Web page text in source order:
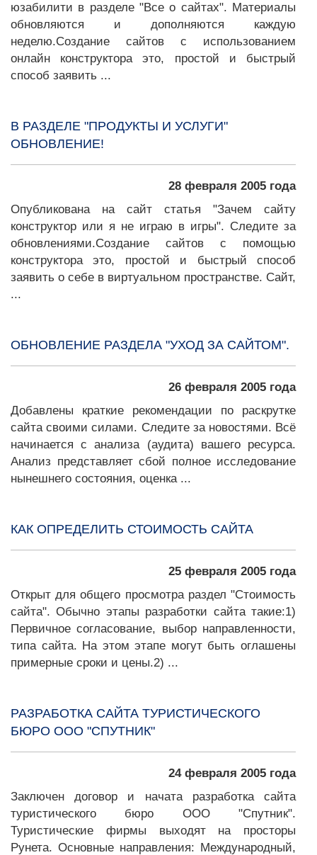
юзабилити в разделе "Все о сайтах". Материалы
обновляются и дополняются каждую
неделю.Создание сайтов с использованием
онлайн конструктора это, простой и быстрый
способ заявить ...
В РАЗДЕЛЕ "ПРОДУКТЫ И УСЛУГИ"
ОБНОВЛЕНИЕ!
28 февраля 2005 года
Опубликована на сайт статья "Зачем сайту
конструктор или я не играю в игры". Следите за
обновлениями.Создание сайтов с помощью
конструктора это, простой и быстрый способ
заявить о себе в виртуальном пространстве. Сайт,
...
ОБНОВЛЕНИЕ РАЗДЕЛА "УХОД ЗА САЙТОМ".
26 февраля 2005 года
Добавлены краткие рекомендации по раскрутке
сайта своими силами. Следите за новостями. Всё
начинается с анализа (аудита) вашего ресурса.
Анализ представляет сбой полное исследование
нынешнего состояния, оценка ...
КАК ОПРЕДЕЛИТЬ СТОИМОСТЬ САЙТА
25 февраля 2005 года
Открыт для общего просмотра раздел "Стоимость
сайта". Обычно этапы разработки сайта такие:1)
Первичное согласование, выбор направленности,
типа сайта. На этом этапе могут быть оглашены
примерные сроки и цены.2) ...
РАЗРАБОТКА САЙТА ТУРИСТИЧЕСКОГО
БЮРО ООО "СПУТНИК"
24 февраля 2005 года
Заключен договор и начата разработка сайта
туристического бюро ООО "Спутник".
Туристические фирмы выходят на просторы
Рунета. Основные направления: Международный,